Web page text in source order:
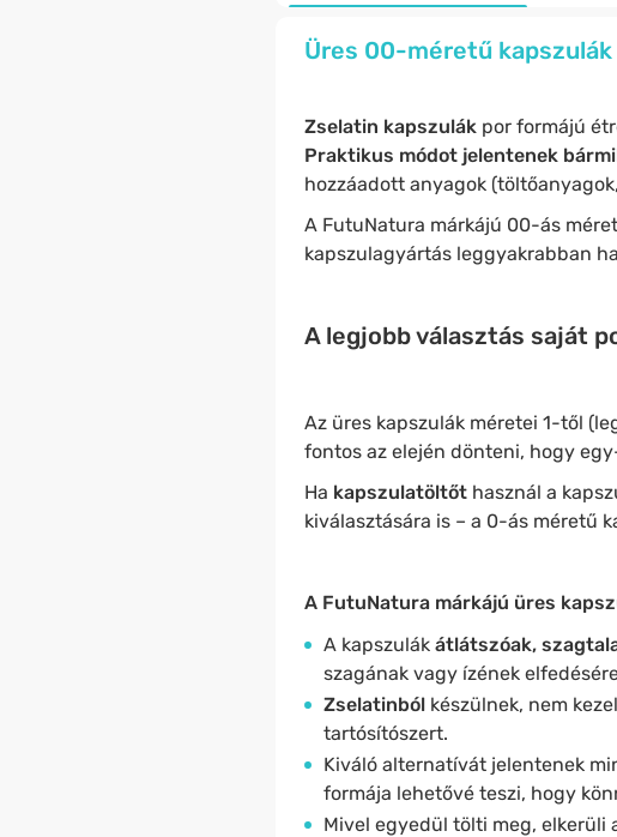
Üres 00-méretű
Zselatin kapszulákpor formájú
Praktikus módot jelentenek
hozzáadott anyagok
A FutuNatura márkájú 00-ás
kapszulagyártás leggyakrabban
A legjobb választás saját
Az üres kapszulák méretei 1-től
fontos az elején dönteni, hogy
Ha kapszulatöltőt használ a
kiválasztására is – a 0-ás méretű
A FutuNatura márkájú üres
A kapszulák átlátszóak,
szagának vagy ízének
Zselatinból készülnek, nem
tartósítószert.
Kiváló alternatívát jelentenek
formája lehetővé teszi, hogy
Mivel egyedül tölti meg, elkerüli